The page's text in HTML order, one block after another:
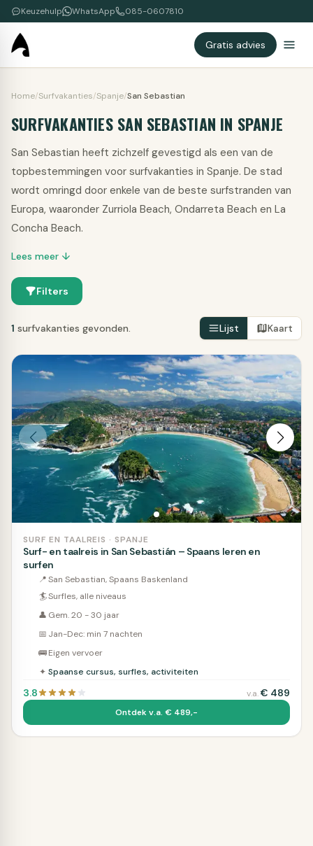
Keuzehulp WhatsApp 085-0607810
Gratis advies
Home/Surfvakanties/Spanje/San Sebastian
SURFVAKANTIES SAN SEBASTIAN IN SPANJE
San Sebastian heeft zichzelf gevestigd als een van de
topbestemmingen voor surfvakanties in Spanje. De stad
wordt omringd door enkele van de beste surfstranden van
Europa, waaronder Zurriola Beach, Ondarreta Beach en La
Concha Beach.
Lees meer ↓
Filters
1 surfvakanties gevonden. Lijst Kaart
SURF EN TAALREIS · SPANJE
Surf- en taalreis in San Sebastián – Spaans leren en
surfen
📍San Sebastian, Spaans Baskenland
🏄Surfles, alle niveaus
👤 Gem. 20 - 30 jaar
📅 Jan-Dec: min 7 nachten
🚌Eigen vervoer
✦ Spaanse cursus, surfles, activiteiten
3.8 v.a.€ 489
Ontdek v.a. € 489,-